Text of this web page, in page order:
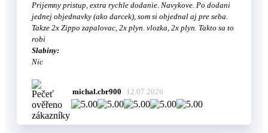
Prijemny pristup, extra rychle dodanie. Navykove. Po dodani
jednej objednavky (ako darcek), som si objednal aj pre seba.
Takze 2x Zippo zapalovac, 2x plyn. vlozka, 2x plyn. Takto sa to
robi
Slabiny:
Nic
michal.cbr900 12.07.2026